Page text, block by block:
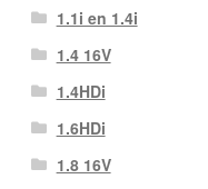
1.1i en 1.4i
1.4 16V
1.4HDi
1.6HDi
1.8 16V